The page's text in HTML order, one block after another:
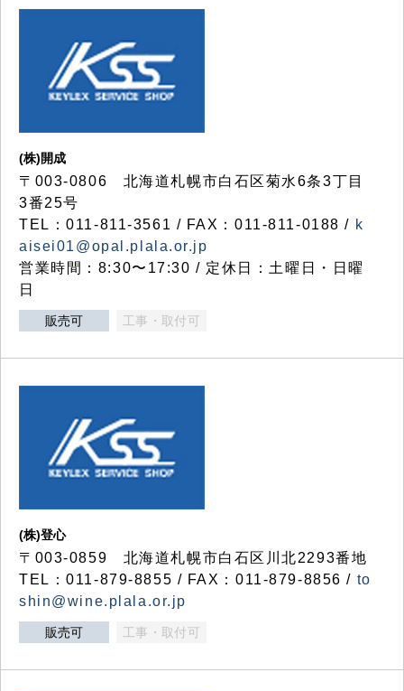
(株)開成
〒003-0806 北海道札幌市白石区菊水6条3丁目
3番25号
TEL：011-811-3561 / FAX：011-811-0188 / k
aisei01@opal.plala.or.jp
営業時間：8:30〜17:30 / 定休日：土曜日・日曜
日
販売可 工事・取付可
(株)登心
〒003-0859 北海道札幌市白石区川北2293番地
TEL：011-879-8855 / FAX：011-879-8856 / to
shin@wine.plala.or.jp
販売可 工事・取付可